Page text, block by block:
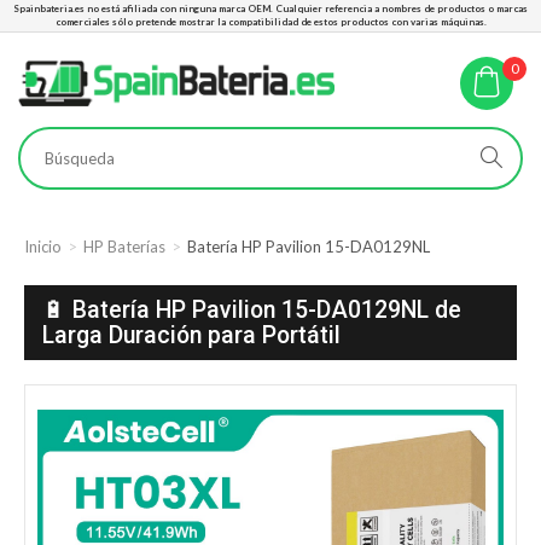
Spainbateria.es no está afiliada con ninguna marca OEM. Cualquier referencia a nombres de productos o marcas
comerciales sólo pretende mostrar la compatibilidad de estos productos con varias máquinas.
0
Inicio HP Baterías Batería HP Pavilion 15-DA0129NL
🔋 Batería HP Pavilion 15-DA0129NL de
Larga Duración para Portátil